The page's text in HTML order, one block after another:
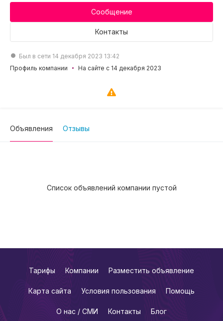
Сообщение
Контакты
Был в сети 14 декабря 2023 13:42
Профиль компании
На сайте с 14 декабря 2023
Объявления Отзывы
Список объявлений компании пустой
Тарифы Компании Разместить объявление
Карта сайта Условия пользования Помощь
О нас / СМИ Контакты Блог